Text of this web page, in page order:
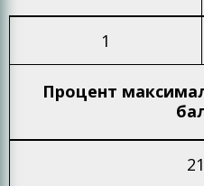
1
Процент